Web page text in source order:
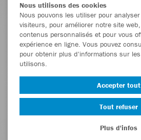
Nous utilisons des cookies
Nous pouvons les utiliser pour
visiteurs, pour améliorer notre site
contenus personnalisés et pour vous
expérience en ligne. Vous pouvez
pour obtenir plus d'informations sur
utilisons.
Accepter tout
Tout refuser
Plus d'infos